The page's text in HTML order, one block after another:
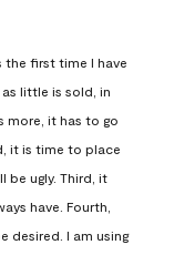
the first time I have
little is sold, in
more, it has to go
it is time to place
ugly. Third, it
have. Fourth,
desired. I am using